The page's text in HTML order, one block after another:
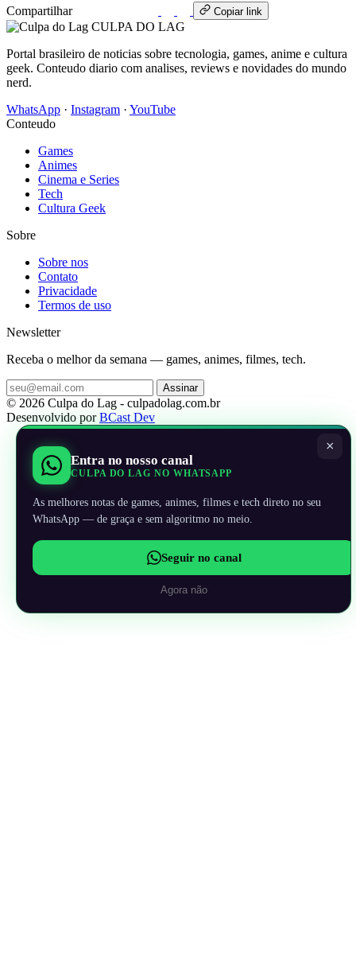
Compartilhar
Copiar link
CULPA DO LAG
Portal brasileiro de noticias sobre tecnologia, games, anime e cultura
geek. Conteudo diario com analises, reviews e novidades do mundo
nerd.
WhatsApp · Instagram · YouTube
Conteudo
Games
Animes
Cinema e Series
Tech
Cultura Geek
Sobre
Sobre nos
Contato
Privacidade
Termos de uso
Newsletter
Receba o melhor da semana — games, animes, filmes, tech.
Assinar
© 2026 Culpa do Lag - culpadolag.com.br
Desenvolvido porBCast Dev
×
Entra no nosso canal
CULPA DO LAG NO WHATSAPP
As melhores notas de games, animes, filmes e tech direto no seu
WhatsApp — de graça e sem algoritmo no meio.
Seguir no canal
Agora não